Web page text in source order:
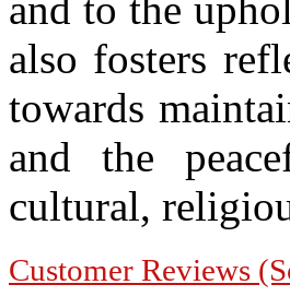
also fosters
towards
and the
cultural,
Customer Reviews